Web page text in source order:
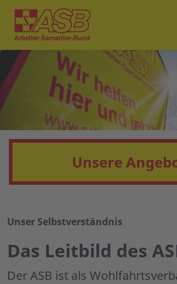
Unsere
Unser Selbstverständnis
Das Leitbild des
Der ASB ist als